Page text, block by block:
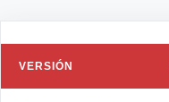
VERSIÓN